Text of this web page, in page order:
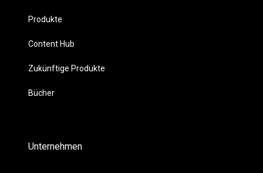
Produkte
Content Hub
Zukünftige Produkte
Bücher
Unternehmen